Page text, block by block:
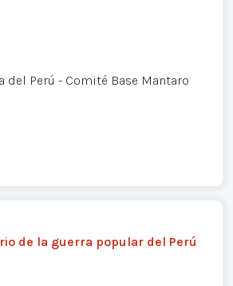
del Perú - Comité Base Mantaro
de la guerra popular del Perú